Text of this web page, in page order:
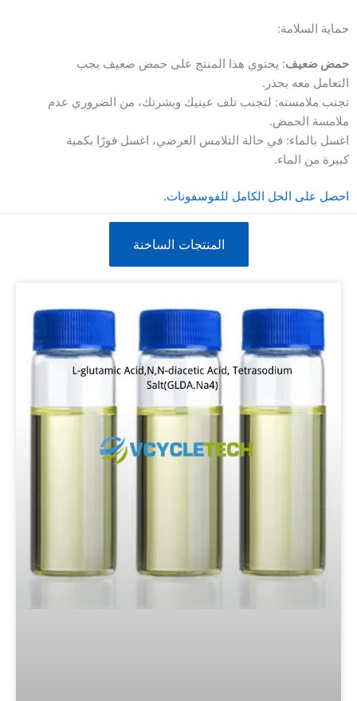
حماية السلامة:
حمض ضعيف: يحتوي هذا المنتج على حمض ضعيف يجب
التعامل معه بحذر.
تجنب ملامسته: لتجنب تلف عينيك وبشرتك، من الضروري عدم
ملامسة الحمض.
اغسل بالماء: في حالة التلامس العرضي، اغسل فورًا بكمية
كبيرة من الماء.
احصل على الحل الكامل للفوسفونات.
المنتجات الساخنة